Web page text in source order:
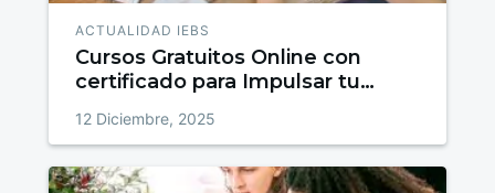
ACTUALIDAD IEBS
Cursos Gratuitos Online con
certificado para Impulsar tu
12 Diciembre, 2025